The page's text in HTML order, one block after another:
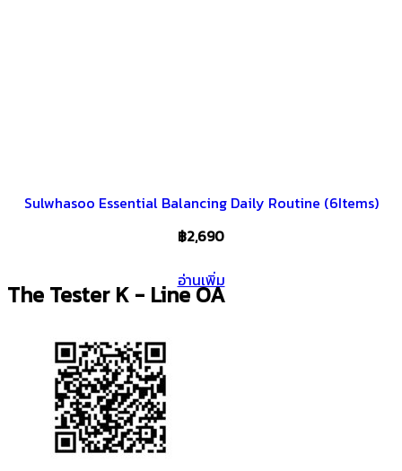
Sulwhasoo Essential Balancing Daily Routine (6Items)
฿2,690
อ่านเพิ่ม
The Tester K - Line OA